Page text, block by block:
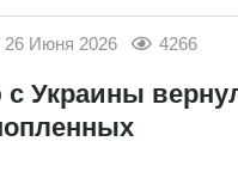
26 Июня 2026 4266
Украины